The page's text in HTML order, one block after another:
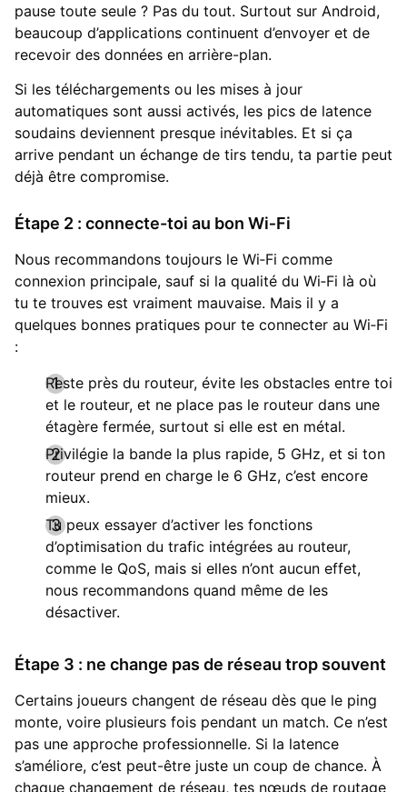
pause toute seule ? Pas du tout. Surtout sur Android,
beaucoup d’applications continuent d’envoyer et de
recevoir des données en arrière-plan.
Si les téléchargements ou les mises à jour
automatiques sont aussi activés, les pics de latence
soudains deviennent presque inévitables. Et si ça
arrive pendant un échange de tirs tendu, ta partie peut
déjà être compromise.
Étape 2 : connecte-toi au bon Wi‑Fi
Nous recommandons toujours le Wi‑Fi comme
connexion principale, sauf si la qualité du Wi‑Fi là où
tu te trouves est vraiment mauvaise. Mais il y a
quelques bonnes pratiques pour te connecter au Wi‑Fi
:
Reste près du routeur, évite les obstacles entre toi
et le routeur, et ne place pas le routeur dans une
étagère fermée, surtout si elle est en métal.
Privilégie la bande la plus rapide, 5 GHz, et si ton
routeur prend en charge le 6 GHz, c’est encore
mieux.
Tu peux essayer d’activer les fonctions
d’optimisation du trafic intégrées au routeur,
comme le QoS, mais si elles n’ont aucun effet,
nous recommandons quand même de les
désactiver.
Étape 3 : ne change pas de réseau trop souvent
Certains joueurs changent de réseau dès que le ping
monte, voire plusieurs fois pendant un match. Ce n’est
pas une approche professionnelle. Si la latence
s’améliore, c’est peut-être juste un coup de chance. À
chaque changement de réseau, tes nœuds de routage